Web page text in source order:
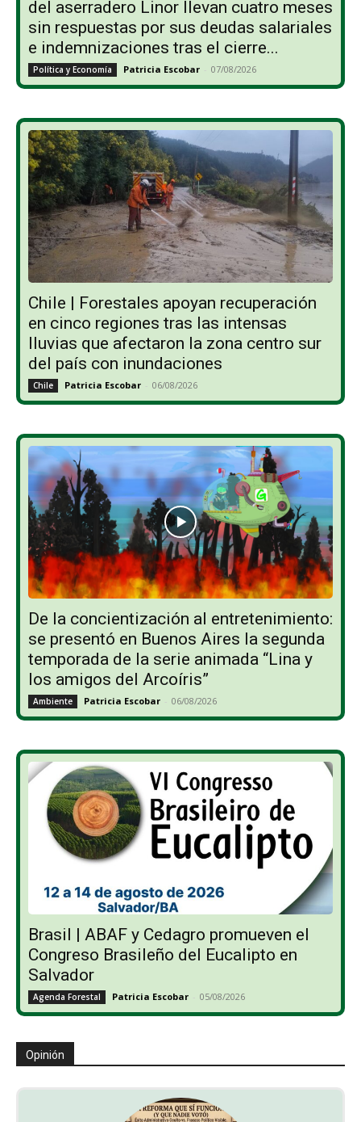
del aserradero Linor llevan cuatro meses
sin respuestas por sus deudas salariales
e indemnizaciones tras el cierre...
Política y Economía Patricia Escobar - 07/08/2026
Chile | Forestales apoyan recuperación
en cinco regiones tras las intensas
lluvias que afectaron la zona centro sur
del país con inundaciones
Chile Patricia Escobar - 06/08/2026
De la concientización al entretenimiento:
se presentó en Buenos Aires la segunda
temporada de la serie animada “Lina y
los amigos del Arcoíris”
Ambiente Patricia Escobar - 06/08/2026
Brasil | ABAF y Cedagro promueven el
Congreso Brasileño del Eucalipto en
Salvador
Agenda Forestal Patricia Escobar - 05/08/2026
Opinión